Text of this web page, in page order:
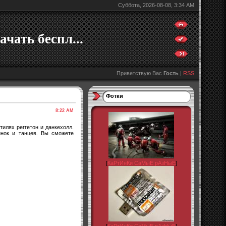
Суббота, 2026-08-08, 3:34 AM
беспл...
Приветствую Вас Гость | RSS
8:22 AM
реггетон и данкехолл.
и танцев. Вы сможете
Фотки
[КаРтИнКи СаМыЕ рАзНыЕ]